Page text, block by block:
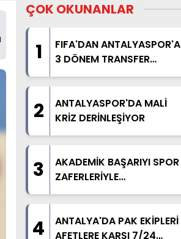
ÇOK OKUNANLAR
1
FIFA'DAN ANTALYASPOR'A
3 DÖNEM TRANSFER
YASAĞI
2
ANTALYASPOR'DA MALİ
KRİZ DERİNLEŞİYOR
3
AKADEMİK BAŞARIYI SPOR
ZAFERLERİYLE
TAÇLANDIRDILAR
4
ANTALYA'DA PAK EKİPLERİ
AFETLERE KARŞI 7/24